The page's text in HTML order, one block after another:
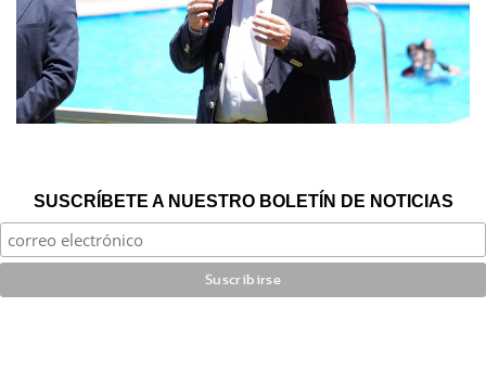
SUSCRÍBETE A NUESTRO BOLETÍN DE NOTICIAS